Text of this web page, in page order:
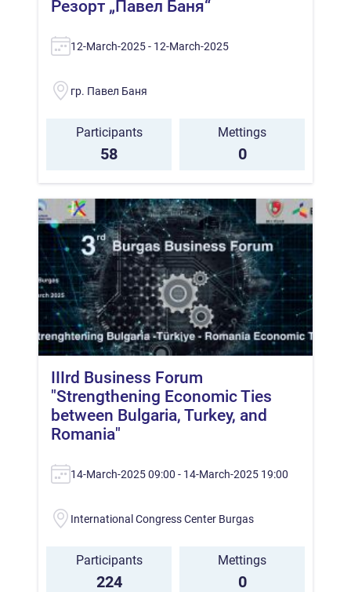
Резорт „Павел Баня“
12-March-2025 - 12-March-2025
гр. Павел Баня
Participants
58
Mettings
0
IIIrd Business Forum
"Strengthening Economic Ties
between Bulgaria, Turkey, and
Romania"
14-March-2025 09:00 - 14-March-2025 19:00
International Congress Center Burgas
Participants
224
Mettings
0